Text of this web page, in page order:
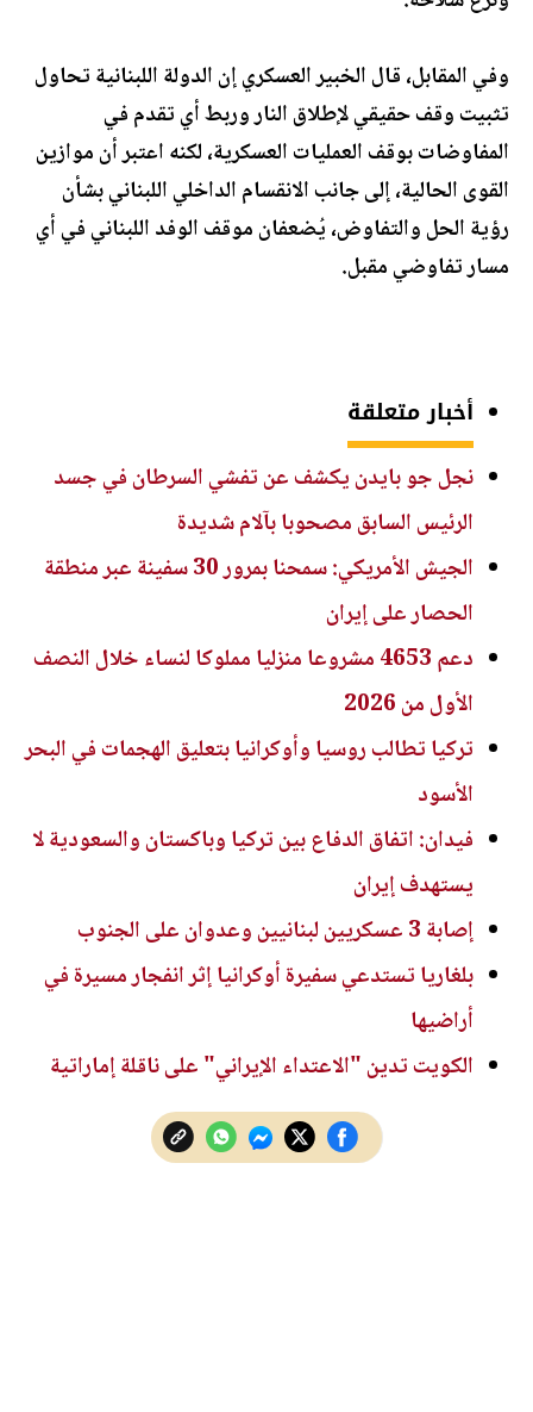
وفي المقابل، قال الخبير العسكري إن الدولة اللبنانية تحاول
تثبيت وقف حقيقي لإطلاق النار وربط أي تقدم في
المفاوضات بوقف العمليات العسكرية، لكنه اعتبر أن موازين
القوى الحالية، إلى جانب الانقسام الداخلي اللبناني بشأن
رؤية الحل والتفاوض، يُضعفان موقف الوفد اللبناني في أي
مسار تفاوضي مقبل.
أخبار متعلقة
نجل جو بايدن يكشف عن تفشي السرطان في جسد
الرئيس السابق مصحوبا بآلام شديدة
الجيش الأمريكي: سمحنا بمرور 30 سفينة عبر منطقة
الحصار على إيران
دعم 4653 مشروعا منزليا مملوكا لنساء خلال النصف
الأول من 2026
تركيا تطالب روسيا وأوكرانيا بتعليق الهجمات في البحر
الأسود
فيدان: اتفاق الدفاع بين تركيا وباكستان والسعودية لا
يستهدف إيران
إصابة 3 عسكريين لبنانيين وعدوان على الجنوب
بلغاريا تستدعي سفيرة أوكرانيا إثر انفجار مسيرة في
أراضيها
الكويت تدين "الاعتداء الإيراني" على ناقلة إماراتية